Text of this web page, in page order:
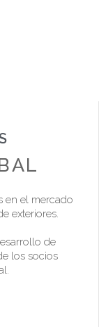
en el mercado
exteriores.
de
los socios